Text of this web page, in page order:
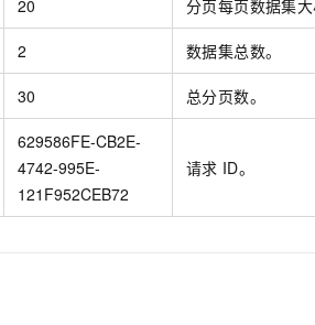
20 分页每页数据集
2 数据集总数。
30 总分页数。
629586FE-CB2E-
4742-995E-
121F952CEB72
请求 ID。